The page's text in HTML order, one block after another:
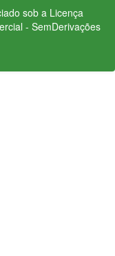
sob a Licença
- SemDerivações